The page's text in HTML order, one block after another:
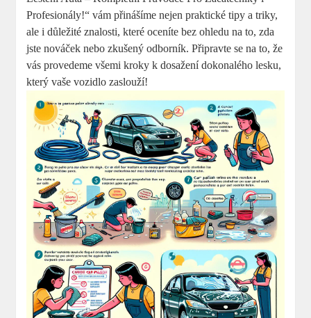
Profesionály!“ vám přinášíme nejen praktické tipy a triky,
ale i důležité znalosti, které oceníte bez ohledu na to, zda
jste nováček nebo zkušený odborník. Připravte se na to, že
vás provedeme všemi kroky k dosažení dokonalého lesku,
který vaše vozidlo zaslouží!